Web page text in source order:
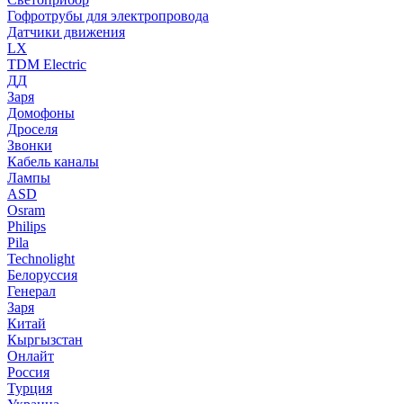
Гофротрубы для электропровода
Датчики движения
LX
TDM Electric
ДД
Заря
Домофоны
Дроселя
Звонки
Кабель каналы
Лампы
ASD
Osram
Philips
Pila
Technolight
Белоруссия
Генерал
Заря
Китай
Кыргызстан
Онлайт
Россия
Турция